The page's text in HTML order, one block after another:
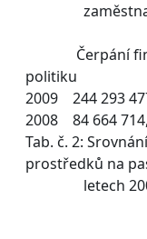
Čerpání
politiku
2009 244 293
2008 84 664
Tab. č. 2:
prostředků na
letech 2008